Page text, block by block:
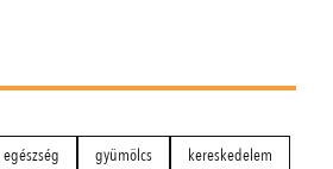
egészség gyümölcs
kereskedelem